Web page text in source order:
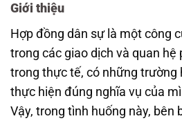
Giới thiệu
Hợp đồng dân sự là một công
trong các giao dịch và quan hệ
trong thực tế, có những trường
thực hiện đúng nghĩa vụ của
Vậy, trong tình huống này, bên